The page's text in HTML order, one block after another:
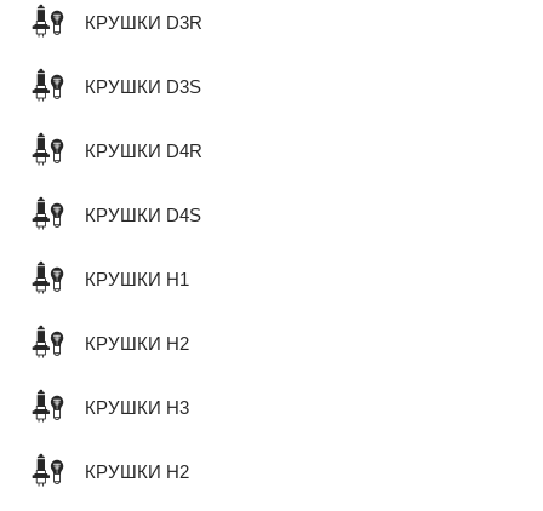
КРУШКИ D3R
КРУШКИ D3S
КРУШКИ D4R
КРУШКИ D4S
КРУШКИ H1
КРУШКИ H2
КРУШКИ H3
КРУШКИ H2